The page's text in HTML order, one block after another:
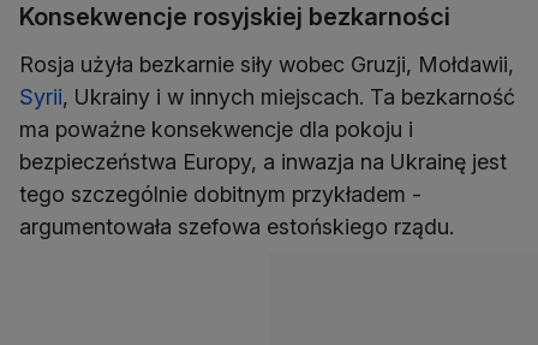
Konsekwencje rosyjskiej bezkarności
Rosja użyła bezkarnie siły wobec Gruzji, Mołdawii,
Syrii, Ukrainy i w innych miejscach. Ta bezkarność
ma poważne konsekwencje dla pokoju i
bezpieczeństwa Europy, a inwazja na Ukrainę jest
tego szczególnie dobitnym przykładem -
argumentowała szefowa estońskiego rządu.